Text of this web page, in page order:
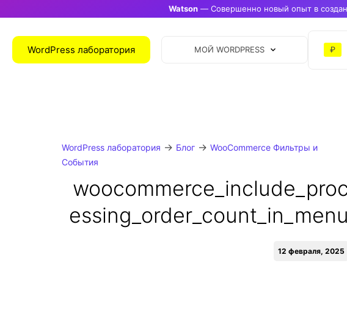
Watson — Совершенно новый опыт в
WordPress лаборатория МОЙ WORDPRESS ₽
WordPress лаборатория → Блог→ WooCommerce Фильтры и
События
woocommerce_include_proc
essing_order_count_in_menu
12 февраля, 2025